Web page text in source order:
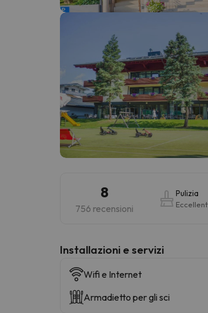
Sembra che il nostro
8
756 recensioni
Pulizia
Installazioni e servizi
Wifi e Internet
Armadietto per gli sci